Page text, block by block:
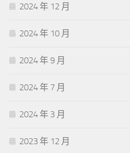
2024 年 12 月
2024 年 10 月
2024 年 9 月
2024 年 7 月
2024 年 3 月
2023 年 12 月